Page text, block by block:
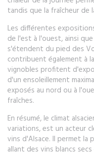
tandis que la fraîcheur de
Les différentes
de l'est à l'ouest, ainsi
s'étendent du pied des
contribuent également à
vignobles profitent
d'un ensoleillement
exposés au nord ou à
fraîches.
En résumé, le climat
variations, est un acteur
vins d'Alsace. Il permet la
allant des vins blancs